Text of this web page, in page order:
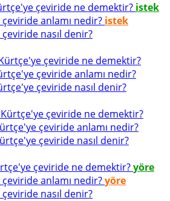
çeviride ne demektir? istek
anlamı nedir? istek
nasıl denir?
çeviride ne demektir?
çeviride anlamı nedir?
çeviride nasıl denir?
çeviride ne demektir?
çeviride anlamı nedir?
çeviride nasıl denir?
çeviride ne demektir?yöre
anlamı nedir?yöre
nasıl denir?